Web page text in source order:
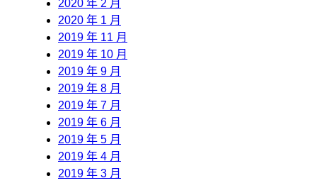
2020 年 2 月
2020 年 1 月
2019 年 11 月
2019 年 10 月
2019 年 9 月
2019 年 8 月
2019 年 7 月
2019 年 6 月
2019 年 5 月
2019 年 4 月
2019 年 3 月